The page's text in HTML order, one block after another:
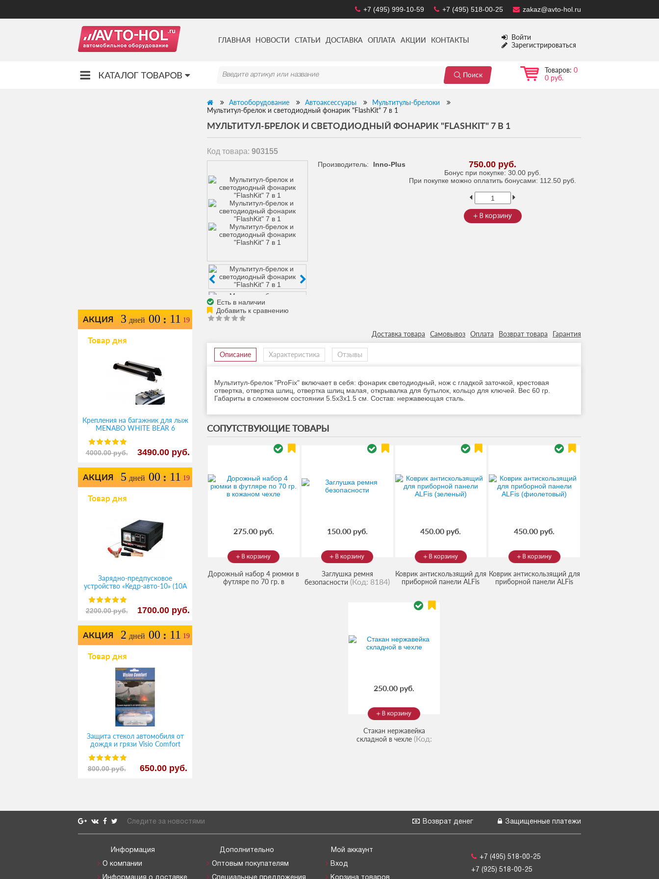
zakaz@avto-hol.ru
+7 (495) 518-00-25
+7 (495) 999-10-59
ГЛАВНАЯ НОВОСТИ СТАТЬИ ДОСТАВКА ОПЛАТА АКЦИИ КОНТАКТЫ
Войти
Зарегистрироваться
Товаров: 0
0 руб.
Автооборудование Автоаксессуары
Мультитулы-брелоки
Мультитул-брелок и светодиодный фонарик "FlashKit" 7 в 1
МУЛЬТИТУЛ-БРЕЛОК И СВЕТОДИОДНЫЙ ФОНАРИК "FLASHKIT" 7 В 1
Код товара: 903155
Есть в наличии
750.00 руб.
Бонус при покупке: 30.00 руб.
При покупке можно оплатить бонусами: 112.50 руб.
Производитель: Inno-Plus
Доставка товара Самовывоз Оплата Возврат товара Гарантия
Описание Характеристика Отзывы
Мультитул-брелок "ProFix" включает в себя: фонарик светодиодный, нож с гладкой заточкой, крестовая
отвертка, отвертка шлиц, отвертка шлиц малая, открывалка для бутылок, кольцо для ключей. Вес 60 гр.
Габариты в сложенном состоянии 5.5х3х1.5 см. Состав: нержавеющая сталь.
СОПУТСТВУЮЩИЕ ТОВАРЫ
275.00 руб.
Дорожный набор 4 рюмки в
футляре по 70 гр. в
150.00 руб.
Заглушка ремня
безопасности (Код: 8184)
450.00 руб.
Коврик антискользящий для
приборной панели ALFis
450.00 руб.
Коврик антискользящий для
приборной панели ALFis
250.00 руб.
Стакан нержавейка
складной в чехле (Код:
АКЦИЯ 3 дней 00: 11 19
Товар дня
Крепления на багажник для лыж
MENABO WHITE BEAR 6
4000.00 руб. 3490.00 руб.
АКЦИЯ 5 дней 00: 11 19
Товар дня
Зарядно-предпусковое
устройство «Кедр-авто-10» (10A
2200.00 руб. 1700.00 руб.
АКЦИЯ 2 дней 00: 11 19
Товар дня
Защита стекол автомобиля от
дождя и грязи Visio Comfort
800.00 руб. 650.00 руб.
Следите за новостями Защищенные платежи
Возврат денег
Информация
О компании
Дополнительно
Оптовым покупателям
Мой аккаунт
Вход
+7 (495) 518-00-25
+7 (925) 518-00-25